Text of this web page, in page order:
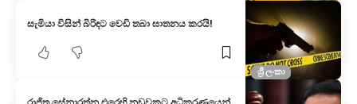
ශ්‍රී ලංකා
සැමියා විසින් බිරිඳට වෙඩි තබා ඝාතනය කරයි!